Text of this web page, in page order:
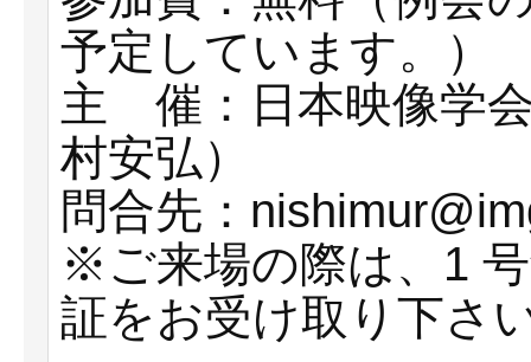
予定しています。）
主 催：日本映像学
村安弘）
問合先：
※ご来場の際は、1
証をお受け取り下さ